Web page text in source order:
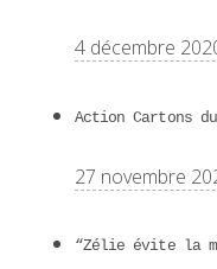
4 décembre
Action Cartons
27 novembre
“Zélie évite la